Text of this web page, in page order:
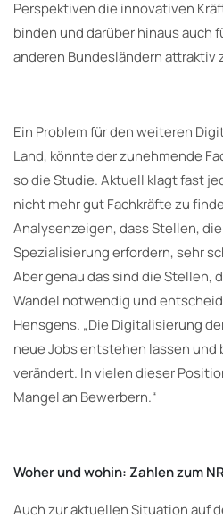
Perspektiven die innovativen
binden und darüber hinaus auch
anderen Bundesländern attraktiv
Ein Problem für den weiteren
Land, könnte der zunehmende
so die Studie. Aktuell klagt fast
nicht mehr gut Fachkräfte zu
Analysenzeigen, dass Stellen,
Spezialisierung erfordern, sehr
Aber genau das sind die Stellen,
Wandel notwendig und
Hensgens. „Die Digitalisierung
neue Jobs entstehen lassen und
verändert. In vielen dieser
Mangel an Bewerbern.“
Woher und wohin: Zahlen zum
Auch zur aktuellen Situation auf